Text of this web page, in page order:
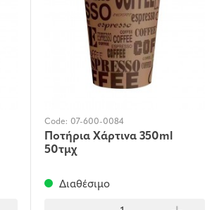
Code: 07-600-0084
Ποτήρια Χάρτινα 350ml
50τμχ
Διαθέσιμο